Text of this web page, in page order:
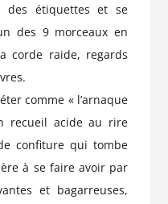
des étiquettes et se
des 9 morceaux en
corde raide, regards
comme « l’arnaque
recueil acide au rire
confiture qui tombe
à se faire avoir par
et bagarreuses,